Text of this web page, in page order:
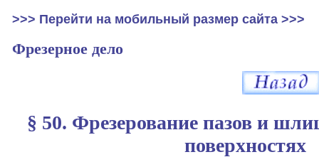
>>> Перейти на мобильный размер сайта >>>
Фрезерное дело
§ 50. Фрезерование пазов и
поверхностях